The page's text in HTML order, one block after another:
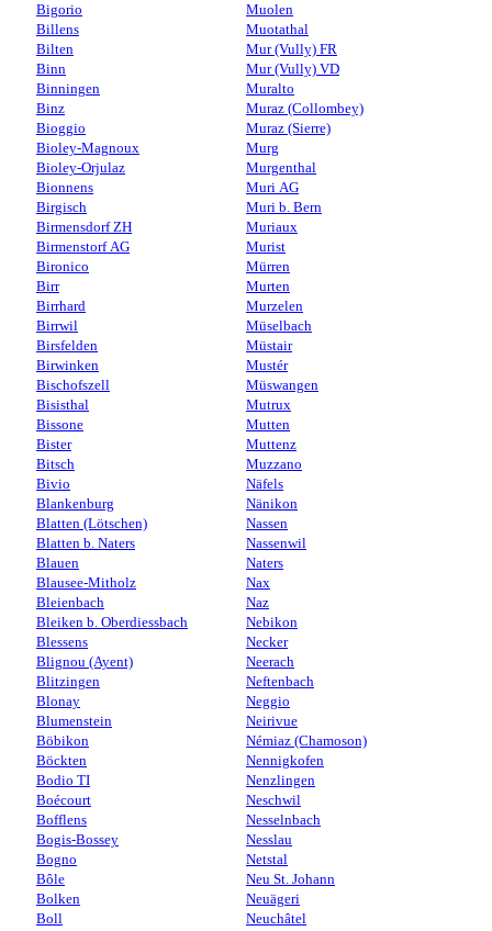
Bigorio
Billens
Bilten
Binn
Binningen
Binz
Bioggio
Bioley-Magnoux
Bioley-Orjulaz
Bionnens
Birgisch
Birmensdorf ZH
Birmenstorf AG
Bironico
Birr
Birrhard
Birrwil
Birsfelden
Birwinken
Bischofszell
Bisisthal
Bissone
Bister
Bitsch
Bivio
Blankenburg
Blatten (Lötschen)
Blatten b. Naters
Blauen
Blausee-Mitholz
Bleienbach
Bleiken b. Oberdiessbach
Blessens
Blignou (Ayent)
Blitzingen
Blonay
Blumenstein
Böbikon
Böckten
Bodio TI
Boécourt
Bofflens
Bogis-Bossey
Bogno
Bôle
Bolken
Boll
Muolen
Muotathal
Mur (Vully) FR
Mur (Vully) VD
Muralto
Muraz (Collombey)
Muraz (Sierre)
Murg
Murgenthal
Muri AG
Muri b. Bern
Muriaux
Murist
Mürren
Murten
Murzelen
Müselbach
Müstair
Mustér
Müswangen
Mutrux
Mutten
Muttenz
Muzzano
Näfels
Nänikon
Nassen
Nassenwil
Naters
Nax
Naz
Nebikon
Necker
Neerach
Neftenbach
Neggio
Neirivue
Némiaz (Chamoson)
Nennigkofen
Nenzlingen
Neschwil
Nesselnbach
Nesslau
Netstal
Neu St. Johann
Neuägeri
Neuchâtel